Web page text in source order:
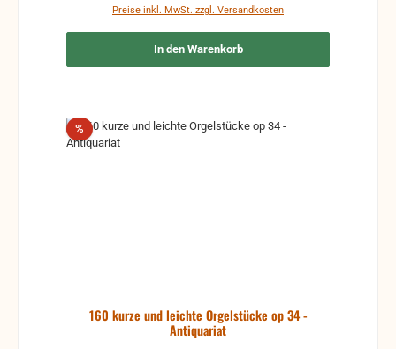
Preise inkl. MwSt. zzgl. Versandkosten
In den Warenkorb
%Rabatt
160 kurze und leichte Orgelstücke op 34 -
Antiquariat